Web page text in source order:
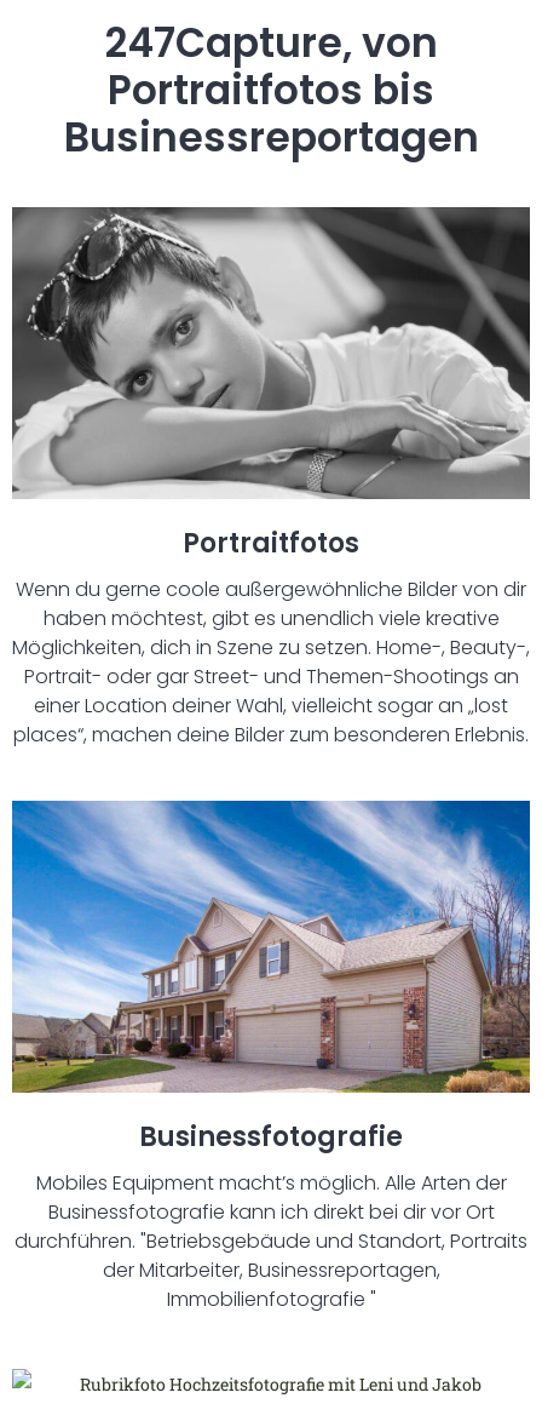
247Capture, von
Portraitfotos bis
Businessreportagen
Portraitfotos
Wenn du gerne coole außergewöhnliche Bilder von dir
haben möchtest, gibt es unendlich viele kreative
Möglichkeiten, dich in Szene zu setzen. Home-, Beauty-,
Portrait- oder gar Street- und Themen-Shootings an
einer Location deiner Wahl, vielleicht sogar an „lost
places“, machen deine Bilder zum besonderen Erlebnis.
Businessfotografie
Mobiles Equipment macht’s möglich. Alle Arten der
Businessfotografie kann ich direkt bei dir vor Ort
durchführen. "Betriebsgebäude und Standort, Portraits
der Mitarbeiter, Businessreportagen,
Immobilienfotografie "